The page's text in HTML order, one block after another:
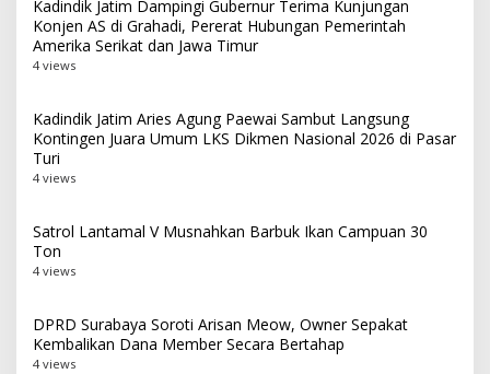
Kadindik Jatim Dampingi Gubernur Terima Kunjungan
Konjen AS di Grahadi, Pererat Hubungan Pemerintah
Amerika Serikat dan Jawa Timur
4 views
Kadindik Jatim Aries Agung Paewai Sambut Langsung
Kontingen Juara Umum LKS Dikmen Nasional 2026 di Pasar
Turi
4 views
Satrol Lantamal V Musnahkan Barbuk Ikan Campuan 30
Ton
4 views
DPRD Surabaya Soroti Arisan Meow, Owner Sepakat
Kembalikan Dana Member Secara Bertahap
4 views